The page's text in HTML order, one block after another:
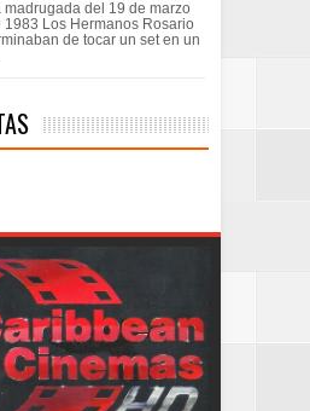
madrugada del 19 de marzo
1983 Los Hermanos Rosario
de tocar un set en un